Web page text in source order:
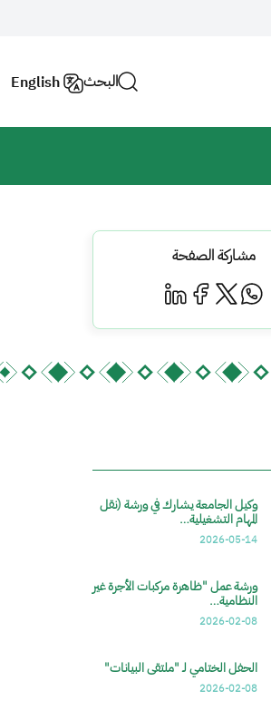
البحث English
مشاركة الصفحة
وكيل الجامعة يشارك في ورشة (نقل
المهام التشغيلية…
2026-05-14
ورشة عمل "ظاهرة مركبات الأجرة غير
النظامية…
2026-02-08
الحفل الختامي لـ "ملتقى البيانات"
2026-02-08